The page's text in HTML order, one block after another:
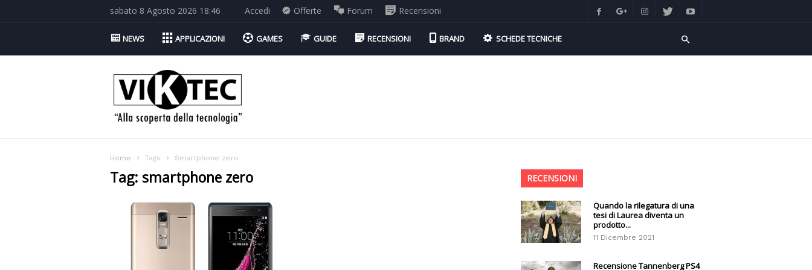
sabato 8 Agosto 2026 18:46 Accedi Offerte Forum Recensioni
NEWS APPLICAZIONI GAMES GUIDE RECENSIONI BRAND SCHEDE TECNICHE
Viktec.net
Home Tags Smartphone zero
Tag: smartphone zero RECENSIONI
Quando la rilegatura di una
tesi di Laurea diventa un
prodotto...
11 Dicembre 2021
Recensione Tannenberg PS4